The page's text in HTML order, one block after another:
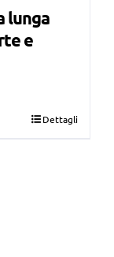
lunga
e
Dettagli